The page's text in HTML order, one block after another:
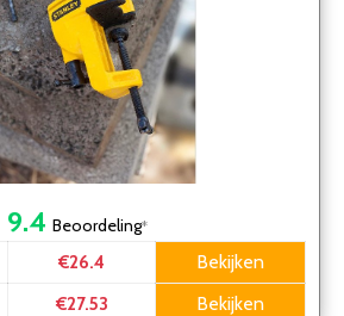
9.4 Beoordeling*
€26.4
Bekijken
€27.53 Bekijken